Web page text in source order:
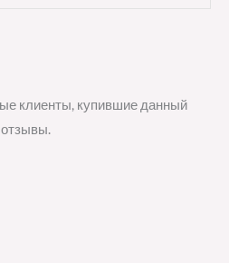
клиенты, купившие данный
отзывы.